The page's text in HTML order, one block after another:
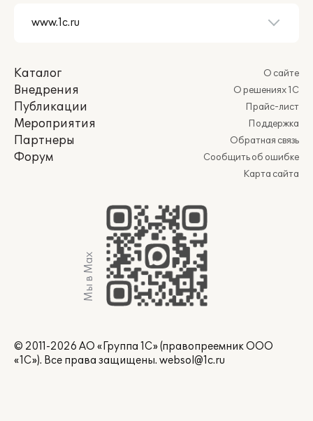
Каталог
Внедрения
Публикации
Мероприятия
Партнеры
Форум
О сайте
О решениях 1С
Прайс-лист
Поддержка
Обратная связь
Сообщить об ошибке
Карта сайта
Мы в Max
© 2011-2026 АО «Группа 1С» (правопреемник ООО
«1С»). Все права защищены. websol@1c.ru